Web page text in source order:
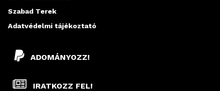
l
m
l
K
ADOMÁNYOZZ!
IRATKOZZ FEL!
Szabad Terek
Adatvédelmi tájékoztató